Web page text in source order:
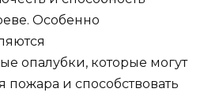
Особенно
опалубки, которые могут
пожара и способствовать